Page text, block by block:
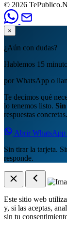
© 2026
×
¿Aún con dudas?
Hablemos 15
por WhatsApp o
Te decimos qué
lo tenemos listo.
respuestas concretas.
Abrir WhatsApp
Sin tirar la tarjeta.
responde.
Este sitio web
y, si las aceptas,
sin tu